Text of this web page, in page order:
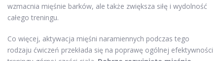
wzmacnia mięśnie barków, ale także zwiększa siłę i wydolność
całego treningu.
Co więcej, aktywacja mięśni naramiennych podczas tego
rodzaju ćwiczeń przekłada się na poprawę ogólnej efektywności